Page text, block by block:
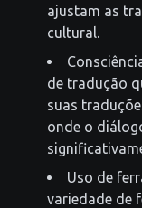
ajustam as
cultural.
de tradução
suas
onde o
Uso de
variedade de